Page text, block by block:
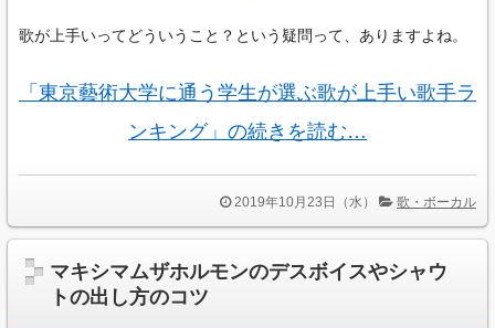
歌が上手いってどういうこと？という疑問って、ありますよね。
「東京藝術大学に通う学生が選ぶ歌が上手い歌手ラ
ンキング」の続きを読む…
2019年10月23日（水） 歌・ボーカル
マキシマムザホルモンのデスボイスやシャウ
トの出し方のコツ